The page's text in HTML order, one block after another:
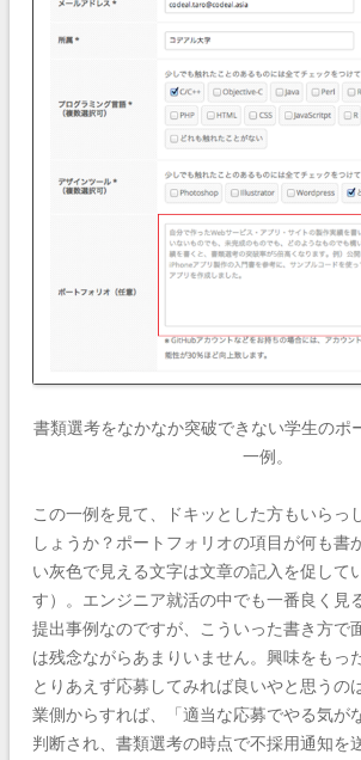
書類選考をなかなか突破できない学生のポ
一例。
この一例を見て、ドキッとした方もいらっ
しょうか？ポートフォリオの項目が何も書
い灰色で見える文字は文章の記入を促して
す）。エンジニア就活の中でも一番良く見
提出事例なのですが、こういった書き方で
は残念ながらあまりいません。興味をもっ
とりあえず応募してみれば良いやと思うの
業側からすれば、「適当な応募でやる気が
判断され、書類選考の時点で不採用通知を